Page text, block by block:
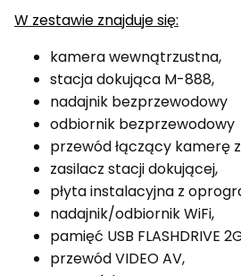
W zestawie znajduje się:
kamera wewnątrzustna,
stacja dokująca M-888,
nadajnik bezprzewodowy
odbiornik bezprzewodowy
przewód łączący kamerę
zasilacz stacji dokującej,
płyta instalacyjna z
nadajnik/odbiornik WiFi,
pamięć USB FLASHDRIVE
przewód VIDEO AV,